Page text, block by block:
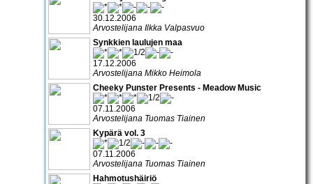
30.12.2006
Arvostelijana Ilkka Valpasvuo
Synkkien laulujen maa
17.12.2006
Arvostelijana Mikko Heimola
Cheeky Punster Presents - Meadow Music
07.11.2006
Arvostelijana Tuomas Tiainen
Kypärä vol. 3
07.11.2006
Arvostelijana Tuomas Tiainen
Hahmotushäiriö